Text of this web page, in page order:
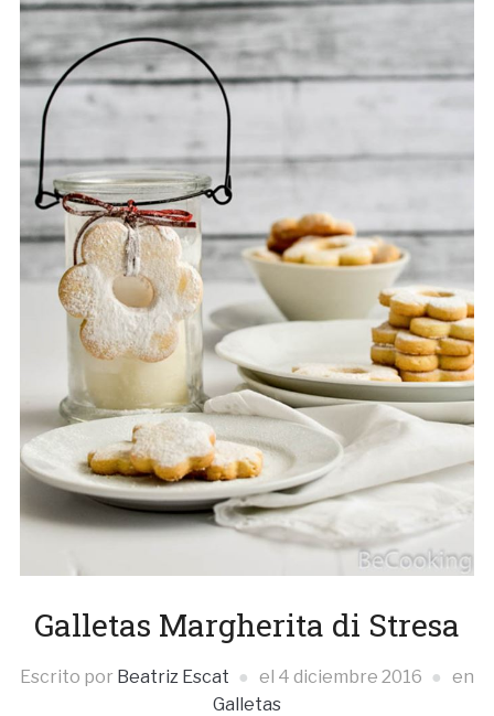
Galletas Margherita di Stresa
Escrito por Beatriz Escat el 4 diciembre 2016
en
Galletas